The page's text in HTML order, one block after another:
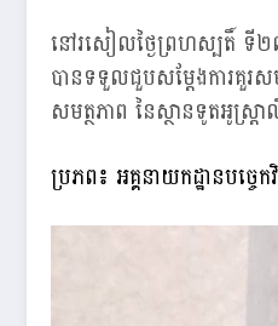
នៅរសៀលថ្ងៃព្រហស្បតិ៍ ទី២៧
បានទទួលជួបសម្តែងការគួរ
សមត្ថភាព នៃស្ថានទូតអូស្ត្
ប្រភព៖ អគ្គនាយកដ្ឋានបច្ច